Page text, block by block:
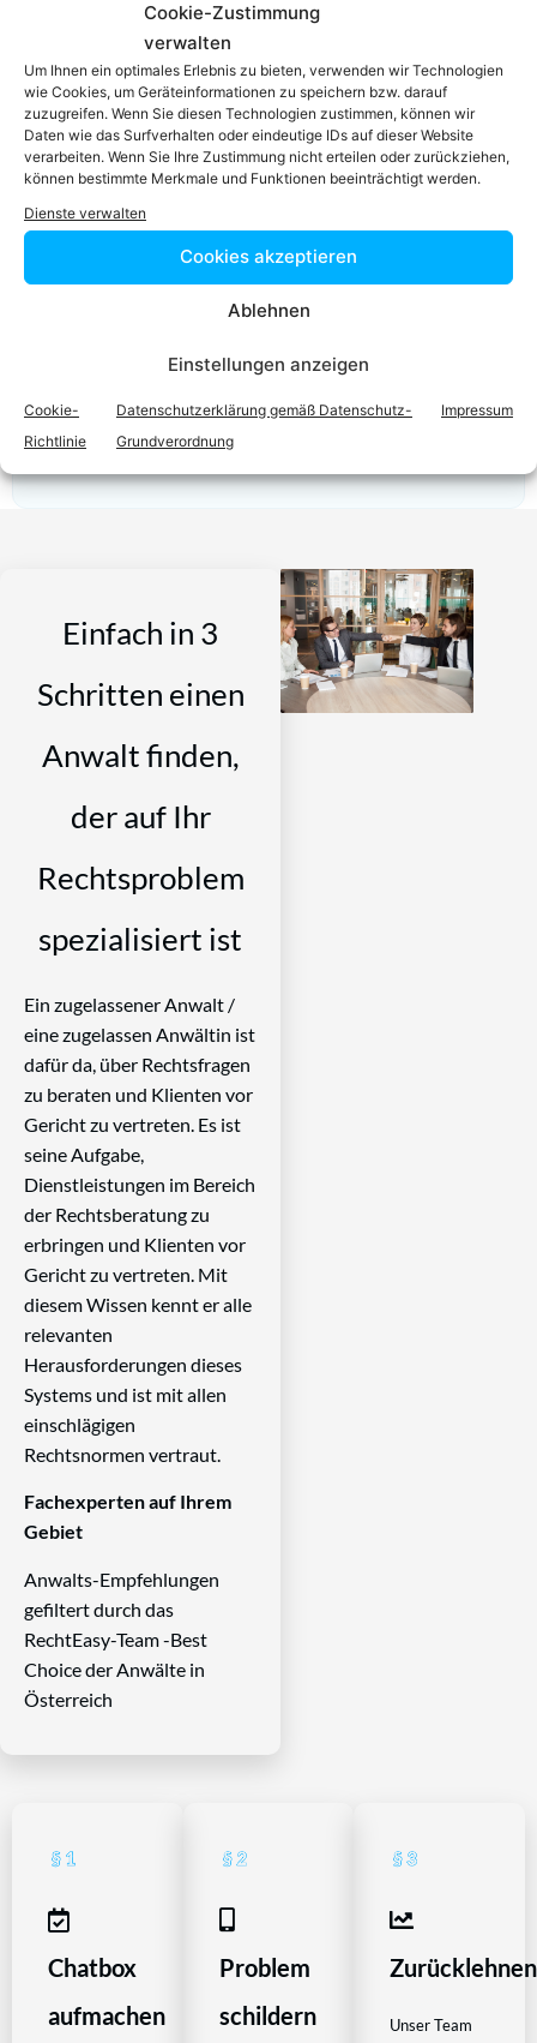
Cookie-Zustimmung
verwalten
Um Ihnen ein optimales Erlebnis zu bieten, verwenden wir Technologien
wie Cookies, um Geräteinformationen zu speichern bzw. darauf
zuzugreifen. Wenn Sie diesen Technologien zustimmen, können wir
Daten wie das Surfverhalten oder eindeutige IDs auf dieser Website
verarbeiten. Wenn Sie Ihre Zustimmung nicht erteilen oder zurückziehen,
können bestimmte Merkmale und Funktionen beeinträchtigt werden.
Dienste verwalten
Cookies akzeptieren
Ablehnen
Einstellungen anzeigen
Cookie-
Richtlinie
Datenschutzerklärung gemäß Datenschutz-
Grundverordnung
Impressum
Manuel MOFIDIAN
Zum Profil
Podcast
Video-Podcast #69 Katharina Echerer – Verlagsleitung
Recht, Wirtschaft, Steuern facultas Verlag
Einfach in 3
Schritten einen
Anwalt finden,
der auf Ihr
Rechtsproblem
spezialisiert ist
Ein zugelassener Anwalt /
eine zugelassen Anwältin ist
dafür da, über Rechtsfragen
zu beraten und Klienten vor
Gericht zu vertreten. Es ist
seine Aufgabe,
Dienstleistungen im Bereich
der Rechtsberatung zu
erbringen und Klienten vor
Gericht zu vertreten. Mit
diesem Wissen kennt er alle
relevanten
Herausforderungen dieses
Systems und ist mit allen
einschlägigen
Rechtsnormen vertraut.
Fachexperten auf Ihrem
Gebiet
Anwalts-Empfehlungen
gefiltert durch das
RechtEasy-Team -Best
Choice der Anwälte in
Österreich
Chatbox
aufmachen
Problem
schildern
Zurücklehnen
Unser Team